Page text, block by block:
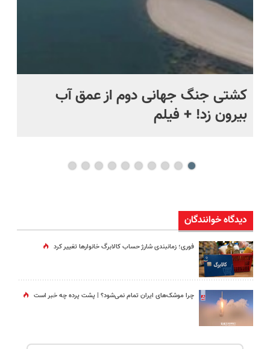
کشتی‌ جنگ جهانی دوم از عمق آب
بیرون زد! + فیلم
دیدگاه خوانندگان
فوری؛ زمانبندی‌ شارژ حساب کالابرگ خانوارها تغییر کرد
چرا موشک‌های ایران تمام نمی‌شود؟ | پشت پرده چه خبر است